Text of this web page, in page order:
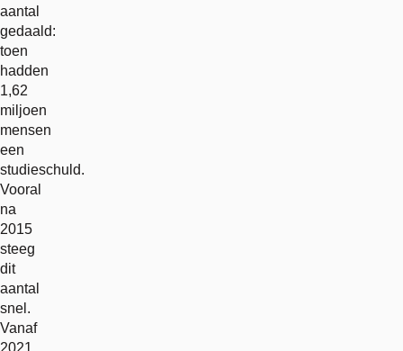
aantal
gedaald:
toen
hadden
1,62
miljoen
mensen
een
studieschuld.
Vooral
na
2015
steeg
dit
aantal
snel.
Vanaf
2021